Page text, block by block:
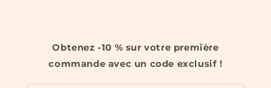
Obtenez -10 % sur votre première
commande avec un code exclusif !